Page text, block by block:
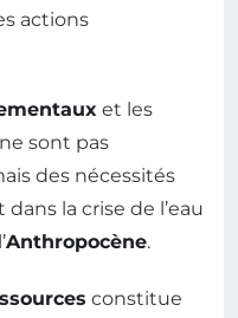
actions
et les
sont pas
des nécessités
la crise de l’eau
Anthropocène.
constitue